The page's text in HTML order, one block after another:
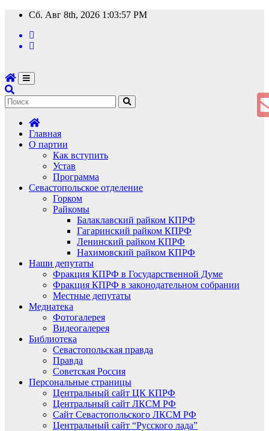
Перейти
содержимому
Сб. Авг 8th, 2026 1:03:57 PM
Главная
О партии
Как вступить
Устав
Программа
Севастопольское отделение
Горком
Райкомы
Балаклавский райком КПРФ
Гагаринский райком КПРФ
Ленинский райком КПРФ
Нахимовский райком КПРФ
Наши депутаты
Фракция КПРФ в Государственной Думе
Фракция КПРФ в законодательном собрании
Местные депутаты
Медиатека
Фотогалерея
Видеогалерея
Библиотека
Севастопольская правда
Правда
Советская Россия
Персональные страницы
Центральный сайт ЦК КПРФ
Центральный сайт ЛКСМ РФ
Сайт Севастопольского ЛКСМ РФ
Центральный сайт “Русского лада”